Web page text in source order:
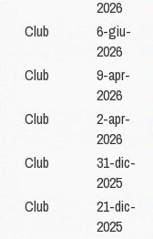
2026
Club
6-giu-
2026
Club
9-apr-
2026
Club
2-apr-
2026
Club
31-dic-
2025
Club
21-dic-
2025